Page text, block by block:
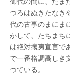
版
つろはぬきたなき
代の古事のまにま
かして、たちまち
は絶対攘夷宣言で
で一番格調高しき
つている。